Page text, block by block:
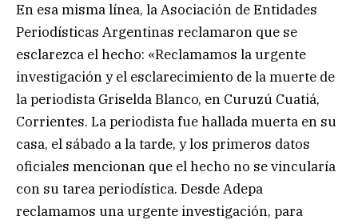
En esa misma línea, la Asociación de Entidades
Periodísticas Argentinas reclamaron que se
esclarezca el hecho: «Reclamamos la urgente
investigación y el esclarecimiento de la muerte de
la periodista Griselda Blanco, en Curuzú Cuatiá,
Corrientes. La periodista fue hallada muerta en su
casa, el sábado a la tarde, y los primeros datos
oficiales mencionan que el hecho no se vincularía
con su tarea periodística. Desde Adepa
reclamamos una urgente investigación, para